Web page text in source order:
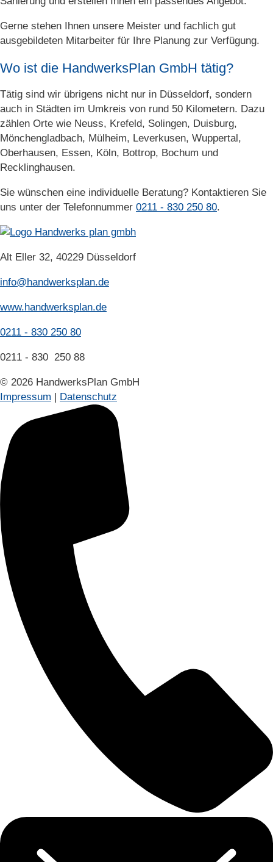
Gerne stehen Ihnen unsere Meister und fachlich gut
ausgebildeten Mitarbeiter für Ihre Planung zur Verfügung.
Wo ist die HandwerksPlan GmbH tätig?
Tätig sind wir übrigens nicht nur in Düsseldorf, sondern
auch in Städten im Umkreis von rund 50 Kilometern. Dazu
zählen Orte wie Neuss, Krefeld, Solingen, Duisburg,
Mönchengladbach, Mülheim, Leverkusen, Wuppertal,
Oberhausen, Essen, Köln, Bottrop, Bochum und
Recklinghausen.
Sie wünschen eine individuelle Beratung? Kontaktieren Sie
uns unter der Telefonnummer 0211 - 830 250 80.
Alt Eller 32, 40229 Düsseldorf
info@handwerksplan.de
www.handwerksplan.de
0211 - 830 250 80
0211 - 830 ‍ 250 88
© 2026 HandwerksPlan GmbH
Impressum | Datenschutz